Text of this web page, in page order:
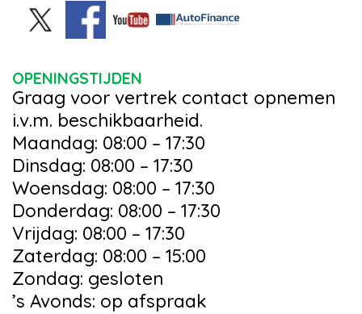
OPENINGSTIJDEN
Graag voor vertrek contact opnemen
i.v.m. beschikbaarheid.
Maandag: 08:00 – 17:30
Dinsdag: 08:00 – 17:30
Woensdag: 08:00 – 17:30
Donderdag: 08:00 – 17:30
Vrijdag: 08:00 – 17:30
Zaterdag: 08:00 – 15:00
Zondag: gesloten
’s Avonds: op afspraak